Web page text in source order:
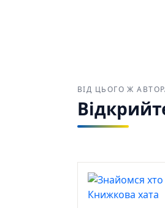
ВІД ЦЬОГО Ж